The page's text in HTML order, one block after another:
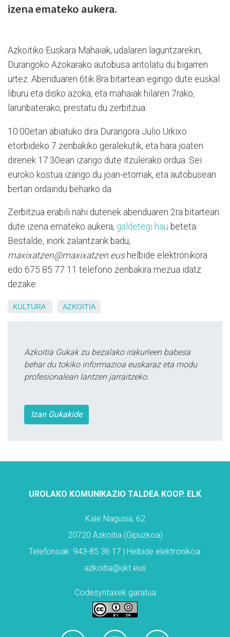
izena emateko aukera.
Azkoitiko Euskara Mahaiak, udalaren laguntzarekin,
Durangoko Azokarako autobusa antolatu du bigarren
urtez. Abenduaren 6tik 8ra bitartean egingo dute euskal
liburu eta disko azoka, eta mahaiak hilaren 7rako,
larunbaterako, prestatu du zerbitzua.
10:00etan abiatuko dira Durangora Julio Urkixo
etorbideko 7 zenbakiko geralekutik, eta hara joaten
direnek 17:30ean izango dute itzulerako ordua. Sei
euroko kostua izango du joan-etorriak, eta autobusean
bertan ordaindu beharko da.
Zerbitzua erabili nahi dutenek abenduaren 2ra bitartean
dute izena emateko aukera, galdetegi hau beteta.
Bestalde, inork zalantzarik badu,
maxixatzen@maxixatzen.eushelbide elektronikora
edo 675 85 77 11 telefono zenbakira mezua idatz
dezake.
KULTURA AZKOITIA
Azkoitia Gukak zu bezalako irakurleen babesa
behar du tokiko informazioa euskaraz eta modu
profesionalean lantzen jarraitzeko.
Izan Gukakide
UROLAKO KOMUNIKAZIO TALDEA KOOP. ELK
Kale Nagusia, 62
20720 Azkoitia (Gipuzkoa)
Telefonoak: 943-85 36 17 | Helbide elektronikoa:
azkoitia@ukt.eus
Codesyntaxek garatua